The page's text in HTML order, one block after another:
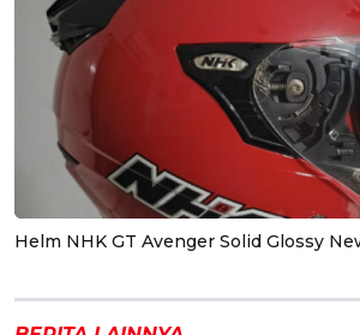
Helm NHK GT Avenger Solid Glossy